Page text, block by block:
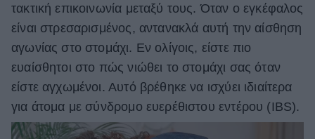
τακτική επικοινωνία μεταξύ τους. Όταν ο εγκέφαλος
είναι στρεσαρισμένος, αντανακλά αυτή την αίσθηση
αγωνίας στο στομάχι. Εν ολίγοις, είστε πιο
ευαίσθητοι στο πώς νιώθει το στομάχι σας όταν
είστε αγχωμένοι. Αυτό βρέθηκε να ισχύει ιδιαίτερα
για άτομα με σύνδρομο ευερέθιστου εντέρου (IBS).